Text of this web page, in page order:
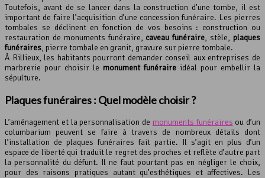
Toutefois, avant de se lancer dans la construction d’une tombe, il est
important de faire l’acquisition d’une concession funéraire. Les pierres
tombales se déclinent en fonction de vos besoins : construction ou
restauration de monuments funéraire, caveau funéraire, stèle, plaques
funéraires, pierre tombale en granit, gravure sur pierre tombale.
À Rillieux, les habitants pourront demander conseil aux entreprises de
marbrerie pour choisir le monument funéraire idéal pour embellir la
sépulture.
Plaques funéraires : Quel modèle choisir ?
L’aménagement et la personnalisation de monuments funéraires ou d’un
columbarium peuvent se faire à travers de nombreux détails dont
l’installation de plaques funéraires fait partie. Il s’agit en plus d’un
espace de liberté qui traduit le regret des proches et reflète d’autre part
la personnalité du défunt. Il ne faut pourtant pas en négliger le choix,
pour des raisons pratiques autant qu’esthétiques et affectives. Les